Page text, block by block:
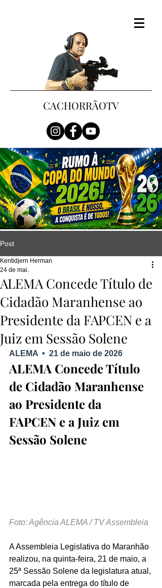
CACHORRÃOTV
Post
ALEMA Concede Título de
Cidadão Maranhense ao
Presidente da FAPCEN e a
Juiz em Sessão Solene
Kentidjern Herman
24 de mai.
ALEMA  •  21 de maio de 2026
ALEMA Concede Título
de Cidadão Maranhense
ao Presidente da
FAPCEN e a Juiz em
Sessão Solene
Foto: Agência ALEMA / TV Assembleia
A Assembleia Legislativa do Maranhão
realizou, na quinta-feira, 21 de maio, a
25ª Sessão Solene da legislatura atual,
marcada pela entrega do título de